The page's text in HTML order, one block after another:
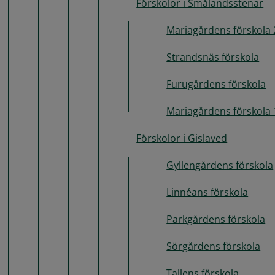
Förskolor i Smålandsstenar
Mariagårdens förskola
Strandsnäs förskola
Furugårdens förskola
Mariagårdens förskola
Förskolor i Gislaved
Gyllengårdens förskola
Linnéans förskola
Parkgårdens förskola
Sörgårdens förskola